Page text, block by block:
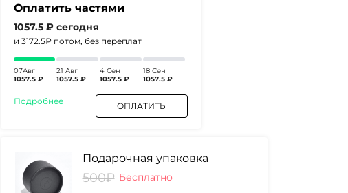
Оплатить частями
1057.5 ₽ сегодня
и 3172.5₽ потом, без переплат
07Авг
1057.5 ₽
21 Авг
1057.5 ₽
4 Сен
1057.5 ₽
18 Сен
1057.5 ₽
Подробнее ОПЛАТИТЬ
Подарочная упаковка
500₽ Бесплатно